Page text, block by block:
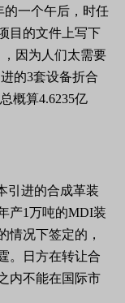
的一个午后，时任
目的文件上写下
因为人们太需要
的3套设备折合
概算4.6235亿
引进的合成革装
产1万吨的MDI装
情况下签定的，
。日方在转让合
内不能在国际市